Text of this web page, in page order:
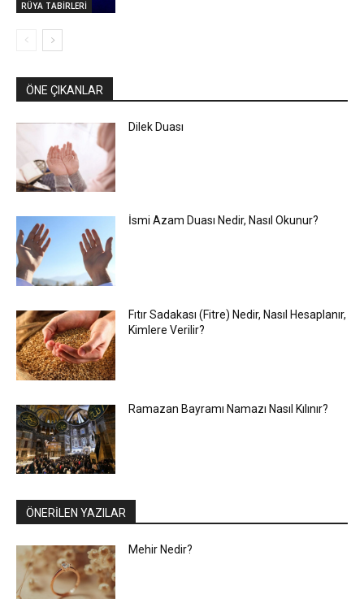
RÜYA TABİRLERİ
ÖNE ÇIKANLAR
Dilek Duası
İsmi Azam Duası Nedir, Nasıl Okunur?
Fıtır Sadakası (Fitre) Nedir, Nasıl Hesaplanır,
Kimlere Verilir?
Ramazan Bayramı Namazı Nasıl Kılınır?
ÖNERİLEN YAZILAR
Mehir Nedir?